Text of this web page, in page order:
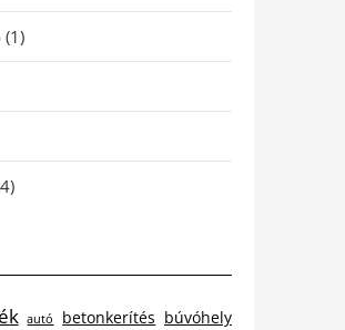
(1)
autó betonkerítés búvóhely